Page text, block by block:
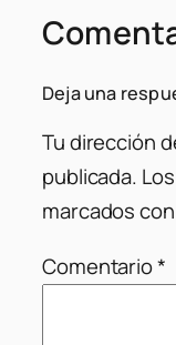
Deja una
Tu dirección
publicada.
marcados con
Comentario*